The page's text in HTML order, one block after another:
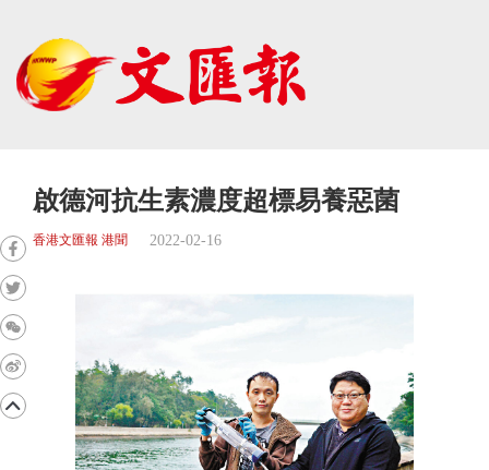
啟德河抗生素濃度超標易養惡菌
香港文匯報 港聞 2022-02-16